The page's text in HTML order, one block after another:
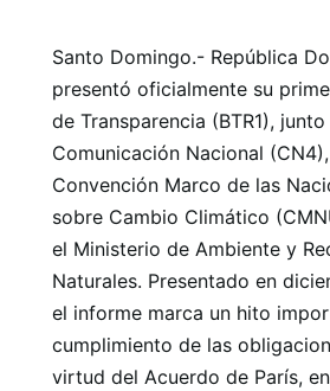
Santo Domingo.- República
presentó oficialmente su
de Transparencia (BTR1),
Comunicación Nacional
Convención Marco de las
sobre Cambio Climático
el Ministerio de Ambiente y
Naturales. Presentado en
el informe marca un hito
cumplimiento de las
virtud del Acuerdo de París,